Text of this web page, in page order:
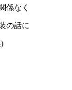
係なく
の話に